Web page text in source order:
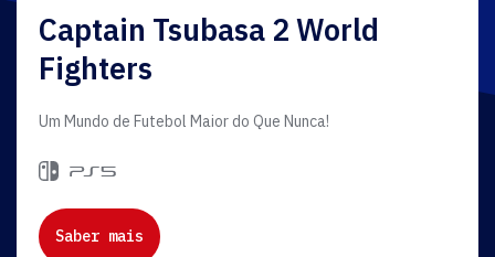
Captain Tsubasa 2 World
Fighters
Um Mundo de Futebol Maior do Que Nunca!
Saber mais